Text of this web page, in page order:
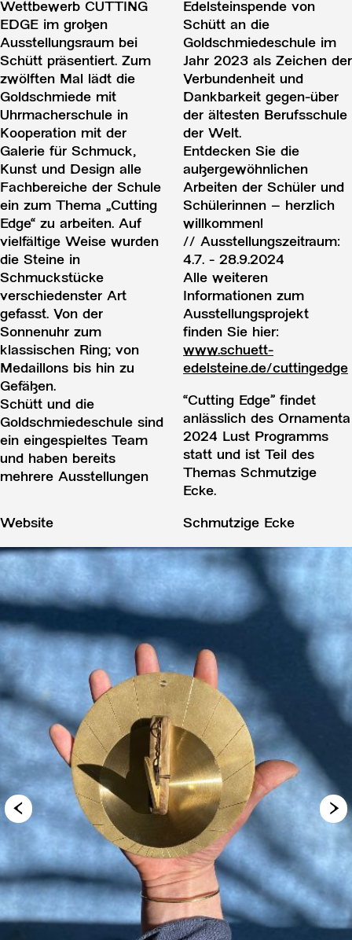
Wettbewerb CUTTING
EDGE im großen
Ausstellungsraum bei
Schütt präsentiert. Zum
zwölften Mal lädt die
Goldschmiede mit
Uhrmacherschule in
Kooperation mit der
Galerie für Schmuck,
Kunst und Design alle
Fachbereiche der Schule
ein zum Thema „Cutting
Edge“ zu arbeiten. Auf
vielfältige Weise wurden
die Steine in
Schmuckstücke
verschiedenster Art
gefasst. Von der
Sonnenuhr zum
klassischen Ring; von
Medaillons bis hin zu
Gefäßen.
Schütt und die
Goldschmiedeschule sind
ein eingespieltes Team
und haben bereits
mehrere Ausstellungen
Edelsteinspende von
Schütt an die
Goldschmiedeschule im
Jahr 2023 als Zeichen der
Verbundenheit und
Dankbarkeit gegen-über
der ältesten Berufsschule
der Welt.
Entdecken Sie die
außergewöhnlichen
Arbeiten der Schüler und
Schülerinnen – herzlich
willkommen!
// Ausstellungszeitraum:
4.7. - 28.9.2024
Alle weiteren
Informationen zum
Ausstellungsprojekt
finden Sie hier:
www.schuett-
edelsteine.de/cuttingedge
“Cutting Edge” findet
anlässlich des Ornamenta
2024 Lust Programms
statt und ist Teil des
Themas Schmutzige
Ecke.
Website Schmutzige Ecke